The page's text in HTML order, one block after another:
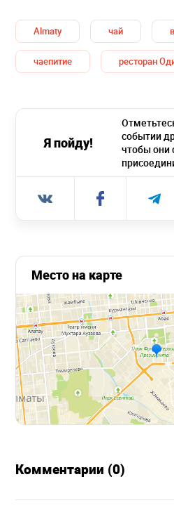
Almaty чай
чаепитие ресторан
Я пойду!
событии
чтобы они
Место на карте
Комментарии (0)